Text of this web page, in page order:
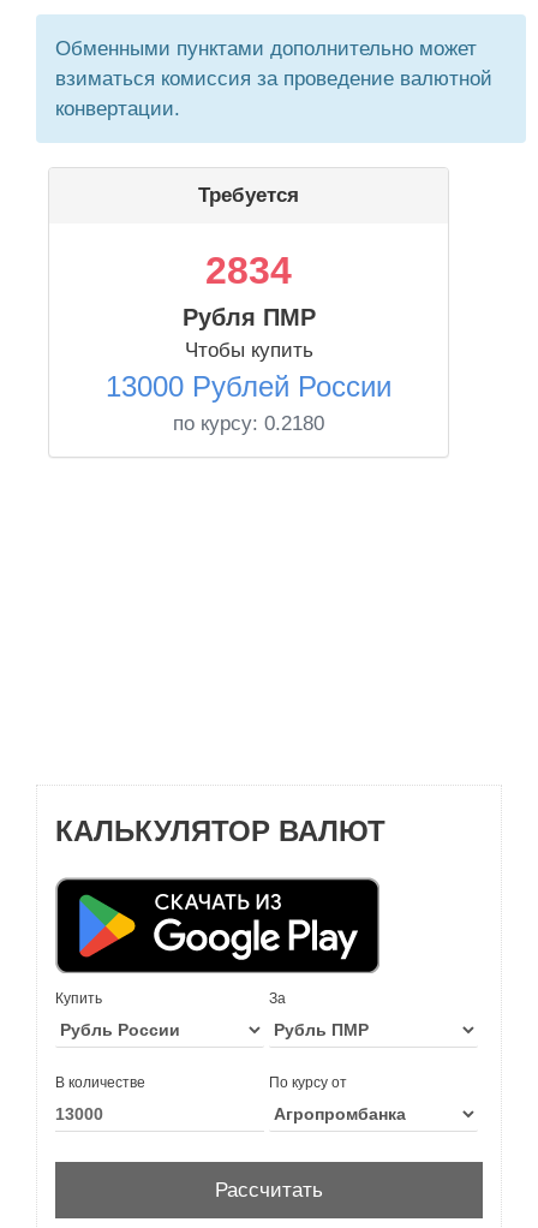
Обменными пунктами дополнительно может
взиматься комиссия за проведение валютной
конвертации.
Требуется
2834
Рубля ПМР
Чтобы купить
13000 Рублей России
по курсу: 0.2180
КАЛЬКУЛЯТОР ВАЛЮТ
Купить За
В количестве По курсу от